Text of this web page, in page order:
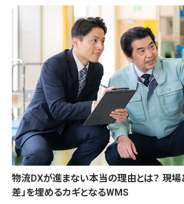
物流DXが進まない本当の理由とは？ 現場
差」を埋めるカギとなるWMS